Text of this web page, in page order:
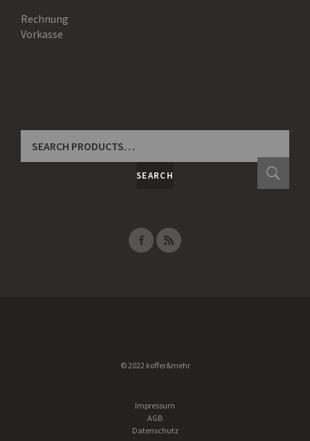
Rechnung
Vorkasse
FOR:
SEARCH
© 2022 koffer&mehr
Impressum
AGB
Datenschutz